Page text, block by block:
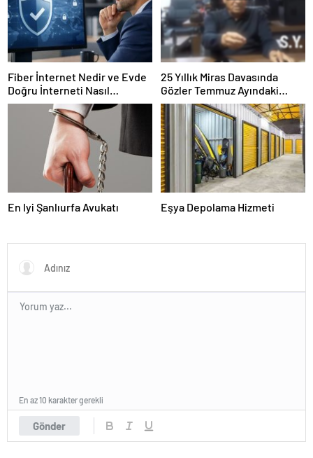
Fiber İnternet Nedir ve Evde
Doğru İnterneti Nasıl
Seçersiniz
25 Yıllık Miras Davasında
Gözler Temmuz Ayındaki
Karar Duruşmasına Çevrildi
En Iyi Şanlıurfa Avukatı Eşya Depolama Hizmeti
Gönder
En az 10 karakter gerekli